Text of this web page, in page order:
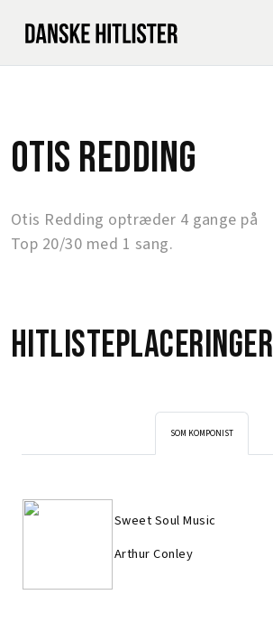
Otis Redding
Otis Redding optræder 4 gange på
Top 20/30 med 1 sang.
Hitlisteplaceringer
SOM KOMPONIST
Sweet Soul Music
Arthur Conley